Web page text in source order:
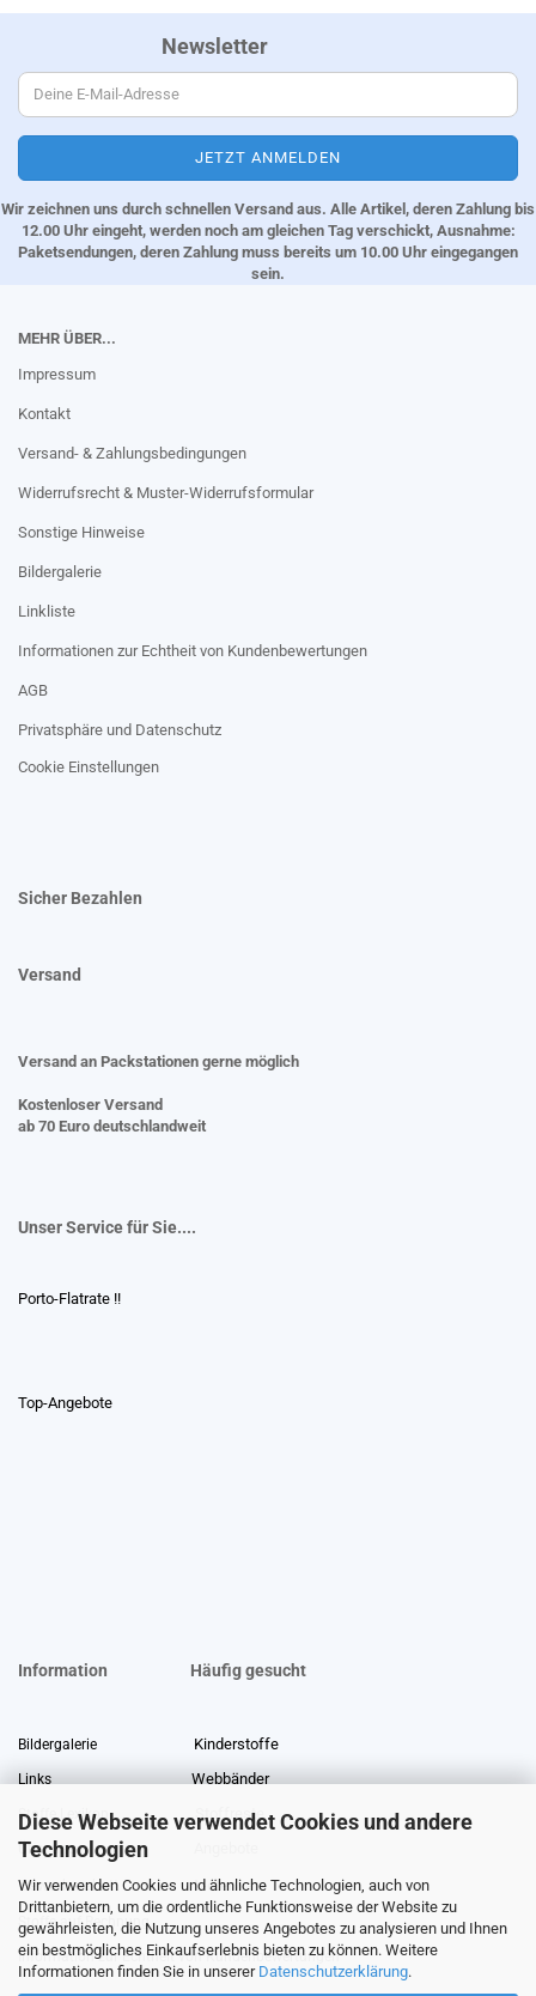
Diese Webseite verwendet Cookies und andere
Technologien
Wir verwenden Cookies und ähnliche Technologien, auch von
Drittanbietern, um die ordentliche Funktionsweise der Website zu
gewährleisten, die Nutzung unseres Angebotes zu analysieren und Ihnen
ein bestmögliches Einkaufserlebnis bieten zu können. Weitere
Informationen finden Sie in unserer Datenschutzerklärung.
Newsletter
Wir zeichnen uns durch schnellen Versand aus. Alle Artikel, deren Zahlung bis
12.00 Uhr eingeht, werden noch am gleichen Tag verschickt, Ausnahme:
Paketsendungen, deren Zahlung muss bereits um 10.00 Uhr eingegangen
sein.
MEHR ÜBER...
Impressum
Kontakt
Versand- & Zahlungsbedingungen
Widerrufsrecht & Muster-Widerrufsformular
Sonstige Hinweise
Bildergalerie
Linkliste
Informationen zur Echtheit von Kundenbewertungen
AGB
Privatsphäre und Datenschutz
Cookie Einstellungen
Sicher Bezahlen
Versand
Versand an Packstationen gerne möglich
Kostenloser Versand
ab 70 Euro deutschlandweit
Unser Service für Sie....
Porto-Flatrate !!
Top-Angebote
Information Häufig gesucht
Bildergalerie Kinderstoffe
Links Webbänder
Stoffe Lexikon Stoffreste
Über uns
Gewerberabatt Meterware
Stoffe auf Rechnung
Information zur Echtheit von Kundenbewertungen